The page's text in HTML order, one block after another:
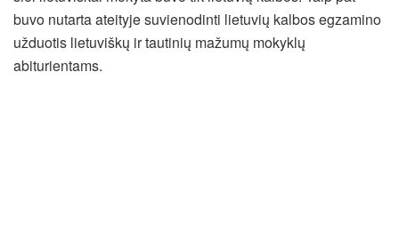
buvo nutarta ateityje suvienodinti lietuvių kalbos egzamino
užduotis lietuviškų ir tautinių mažumų mokyklų
abiturientams.